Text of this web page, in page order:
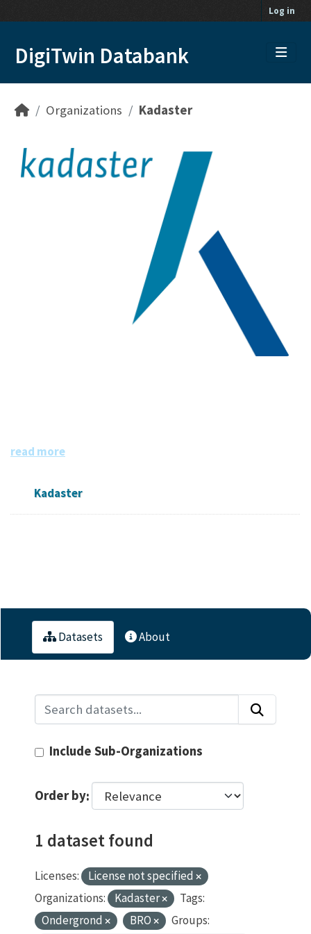
Log in
DigiTwin Databank
Organizations Kadaster
read more
Kadaster
Datasets About
Include Sub-Organizations
Order by
1 dataset found
Licenses:
License not specified
Organizations:
Kadaster
Tags:
Ondergrond
BRO
Groups: